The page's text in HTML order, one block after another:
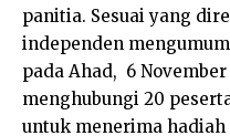
panitia. Sesuai yang
independen
pada Ahad, 6
menghubungi 20
untuk menerima hadiah